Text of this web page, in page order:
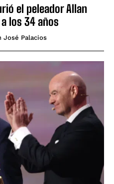
el peleador Allan
los 34 años
José Palacios